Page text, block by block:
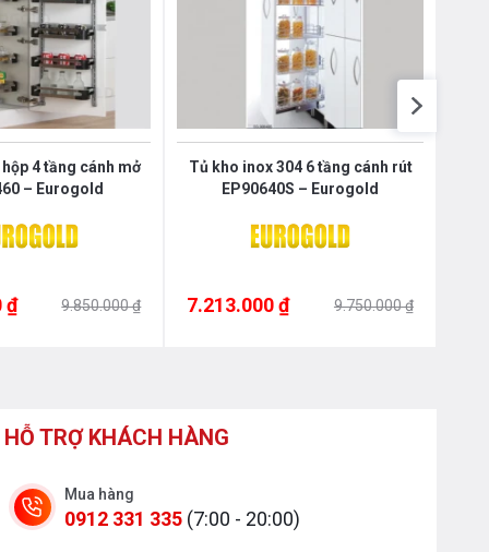
4 tầng cánh mở
– Eurogold
₫ 9.850.000 ₫
Tủ kho inox 304 6 tầng cánh rút
EP90640S – Eurogold
7.213.000 ₫ 9.750.000 ₫
HỖ TRỢ KHÁCH HÀNG
Mua hàng
0912 331 335 (7:00 - 20:00)